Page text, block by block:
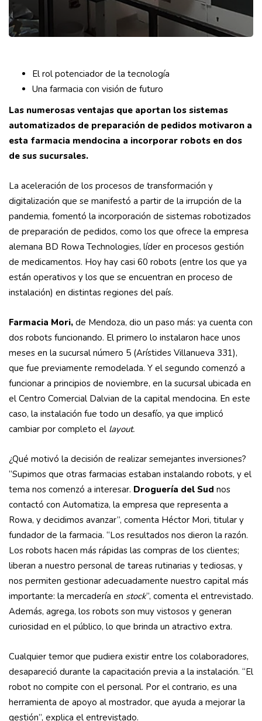
El rol potenciador de la tecnología
Una farmacia con visión de futuro
Las numerosas ventajas que aportan los sistemas
automatizados de preparación de pedidos motivaron a
esta farmacia mendocina a incorporar robots en dos
de sus sucursales.
La aceleración de los procesos de transformación y
digitalización que se manifestó a partir de la irrupción de la
pandemia, fomentó la incorporación de sistemas robotizados
de preparación de pedidos, como los que ofrece la empresa
alemana BD Rowa Technologies, líder en procesos gestión
de medicamentos. Hoy hay casi 60 robots (entre los que ya
están operativos y los que se encuentran en proceso de
instalación) en distintas regiones del país.
Farmacia Mori, de Mendoza, dio un paso más: ya cuenta con
dos robots funcionando. El primero lo instalaron hace unos
meses en la sucursal número 5 (Arístides Villanueva 331),
que fue previamente remodelada. Y el segundo comenzó a
funcionar a principios de noviembre, en la sucursal ubicada en
el Centro Comercial Dalvian de la capital mendocina. En este
caso, la instalación fue todo un desafío, ya que implicó
cambiar por completo el layout.
¿Qué motivó la decisión de realizar semejantes inversiones?
“Supimos que otras farmacias estaban instalando robots, y el
tema nos comenzó a interesar. Droguería del Sud nos
contactó con Automatiza, la empresa que representa a
Rowa, y decidimos avanzar”, comenta Héctor Mori, titular y
fundador de la farmacia. “Los resultados nos dieron la razón.
Los robots hacen más rápidas las compras de los clientes;
liberan a nuestro personal de tareas rutinarias y tediosas, y
nos permiten gestionar adecuadamente nuestro capital más
importante: la mercadería en stock”, comenta el entrevistado.
Además, agrega, los robots son muy vistosos y generan
curiosidad en el público, lo que brinda un atractivo extra.
Cualquier temor que pudiera existir entre los colaboradores,
desapareció durante la capacitación previa a la instalación. “El
robot no compite con el personal. Por el contrario, es una
herramienta de apoyo al mostrador, que ayuda a mejorar la
gestión”, explica el entrevistado.